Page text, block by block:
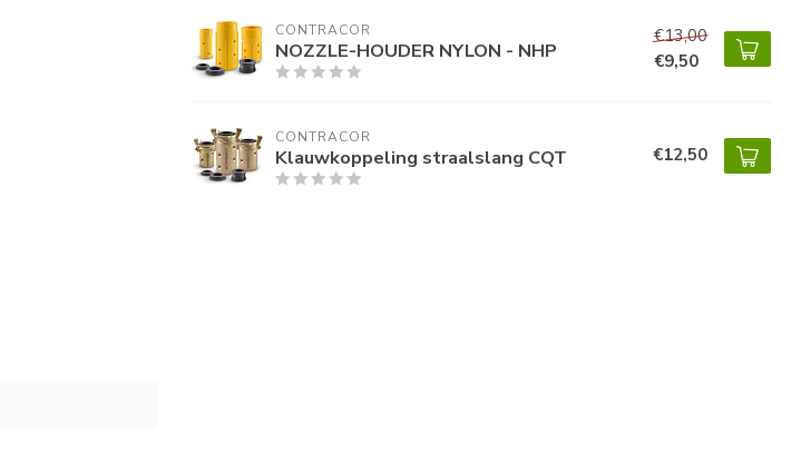
CONTRACOR
NOZZLE-HOUDER NYLON - NHP
€13,00
€9,50
CONTRACOR
Klauwkoppeling straalslang CQT €12,50